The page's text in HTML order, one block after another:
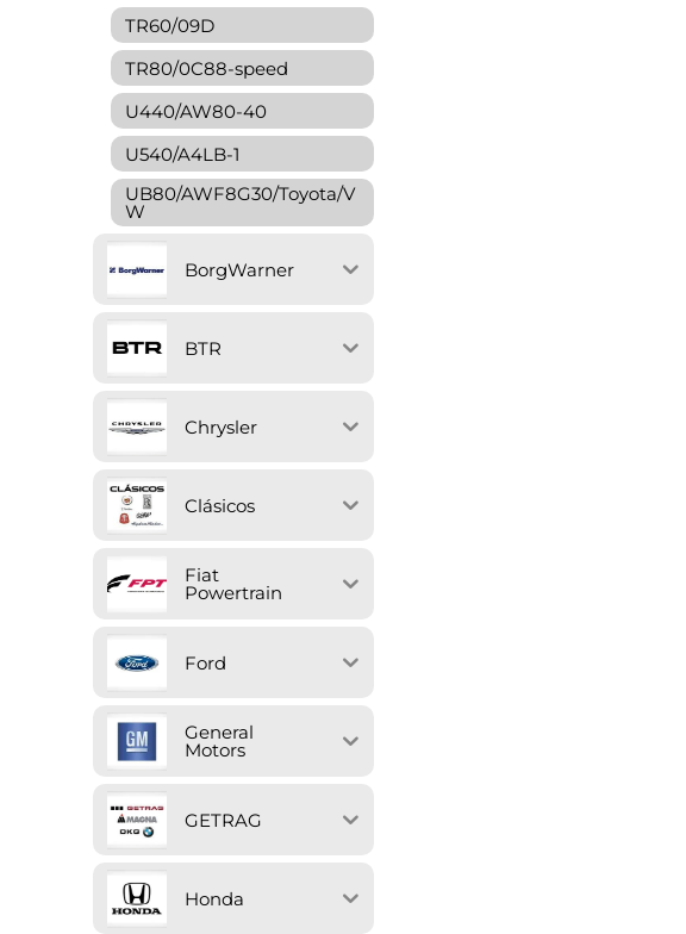
TR60/09D
TR80/0C88-speed
U440/AW80-40
U540/A4LB-1
UB80/AWF8G30/Toyota/V
W
BorgWarner
BTR
Chrysler
Clásicos
Fiat
Powertrain
Ford
General
Motors
GETRAG
Honda